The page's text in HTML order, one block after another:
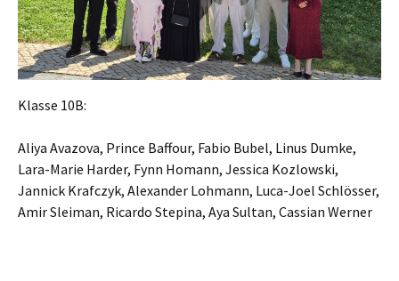
Klasse 10B:
Aliya Avazova, Prince Baffour, Fabio Bubel, Linus Dumke,
Lara-Marie Harder, Fynn Homann, Jessica Kozlowski,
Jannick Krafczyk, Alexander Lohmann, Luca-Joel Schlösser,
Amir Sleiman, Ricardo Stepina, Aya Sultan, Cassian Werner